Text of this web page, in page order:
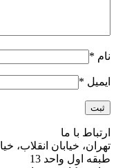
نام *
ایمیل *
ارتباط با ما
طبقه اول واحد 13